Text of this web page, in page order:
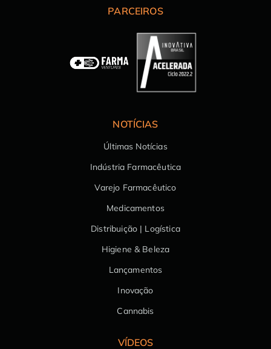
PARCEIROS
NOTÍCIAS
Últimas Notícias
Indústria Farmacêutica
Varejo Farmacêutico
Medicamentos
Distribuição | Logística
Higiene & Beleza
Lançamentos
Inovação
Cannabis
VÍDEOS